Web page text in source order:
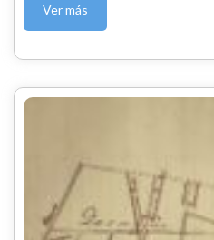
Ver más